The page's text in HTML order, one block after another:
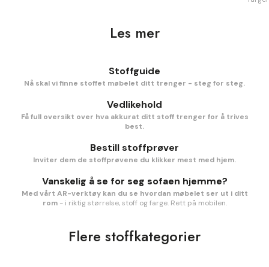
Les mer
Stoffguide
Nå skal vi finne stoffet møbelet ditt trenger - steg for steg.
Vedlikehold
Få full oversikt over hva akkurat ditt stoff trenger for å trives
best.
Bestill stoffprøver
Inviter dem de stoffprøvene du klikker mest med hjem.
Vanskelig å se for seg sofaen hjemme?
Med vårt AR-verktøy kan du se hvordan møbelet ser ut i ditt
rom- i riktig størrelse, stoff og farge. Rett på mobilen.
Flere stoffkategorier